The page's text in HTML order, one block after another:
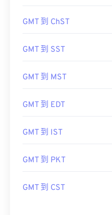
GMT 到 ChST
GMT 到 SST
GMT 到 MST
GMT 到 EDT
GMT 到 IST
GMT 到 PKT
GMT 到 CST